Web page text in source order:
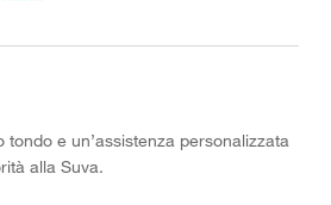
tondo e un’assistenza personalizzata
alla Suva.